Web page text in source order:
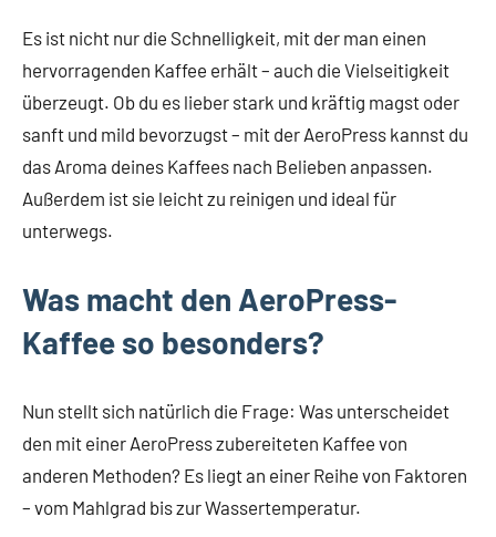
Es ist nicht nur die Schnelligkeit, mit der man einen
hervorragenden Kaffee erhält – auch die Vielseitigkeit
überzeugt. Ob du es lieber stark und kräftig magst oder
sanft und mild bevorzugst – mit der AeroPress kannst du
das Aroma deines Kaffees nach Belieben anpassen.
Außerdem ist sie leicht zu reinigen und ideal für
unterwegs.
Was macht den AeroPress-
Kaffee so besonders?
Nun stellt sich natürlich die Frage: Was unterscheidet
den mit einer AeroPress zubereiteten Kaffee von
anderen Methoden? Es liegt an einer Reihe von Faktoren
– vom Mahlgrad bis zur Wassertemperatur.